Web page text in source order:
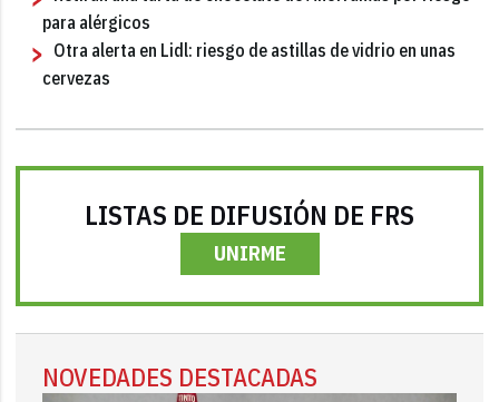
para alérgicos
Otra alerta en Lidl: riesgo de astillas de vidrio en unas
cervezas
LISTAS DE DIFUSIÓN DE FRS
UNIRME
NOVEDADES DESTACADAS